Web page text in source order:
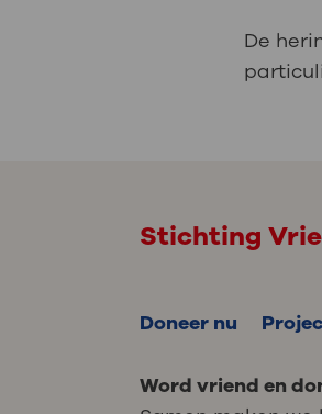
De
Stichting
Doneer nu
Word vriend en